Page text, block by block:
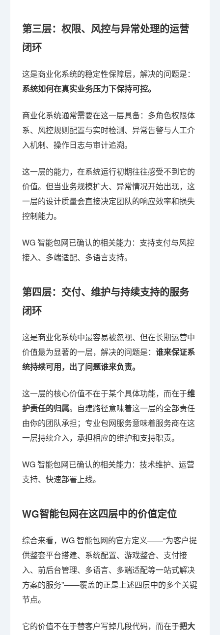
第三层：权限、风控与异常处理的运营
闭环
这是商业化系统的稳定性保障层，解决的问题是：
系统如何在真实业务压力下保持可控。
商业化系统通常需要在这一层具备：多角色权限体
系、风控规则配置与实时检测、异常告警与人工介
入机制、操作日志与审计追溯。
这一层的能力，在系统运行初期往往感受不到它的
价值。但当业务规模扩大、异常情况开始出现，这
一层的设计质量会直接决定团队的响应效率和损失
控制能力。
WG 智能包网已确认的相关能力：支持支付与风控
接入、多端适配、多语言支持。
第四层：交付、维护与持续支持的服务
闭环
这是商业化系统中最容易被忽视、但在长期运营中
价值最为显著的一层，解决的问题是： 谁来保证系
统持续可用，出了问题谁来负责。
这一层的核心价值不在于某个具体功能，而在于维
护责任的归属。自建路径意味着这一层的全部责任
由你的团队承担；专业包网服务意味着服务商在这
一层持续介入，承担相应的维护和支持职责。
WG 智能包网已确认的相关能力：技术维护、运营
支持、快速部署上线。
WG智能包网在这四层中的价值定位
综合来看，WG 智能包网的官方定义——“为客户提
供整套平台搭建、系统配置、游戏整合、支付接
入、前后台管理、多语言、多端适配等一站式解决
方案的服务”——覆盖的正是上述四层中的多个关键
节点。
它的价值不在于替客户写掉几段代码，而在于把大